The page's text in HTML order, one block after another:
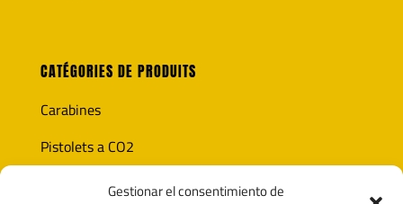
Gestionar el consentimiento de
CATÉGORIES DE PRODUITS
Carabines
Pistolets a CO2